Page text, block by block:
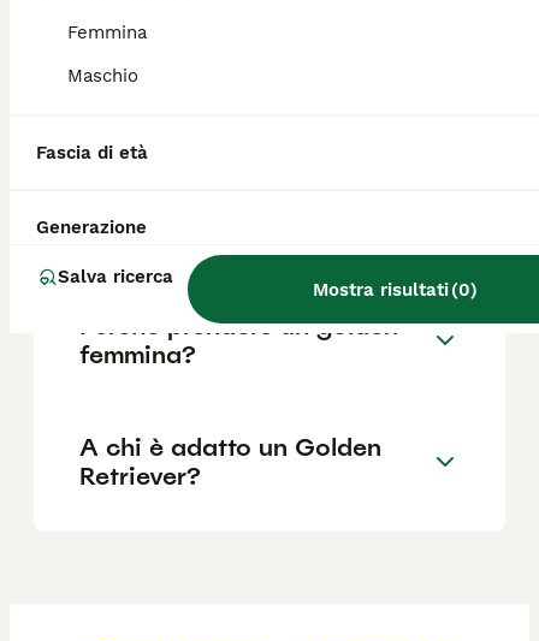
Femmina
Maschio
Fascia di età
Generazione
Salva ricerca
Mostra risultati(0)
Quali sono i difetti del
di Golden Retriever?
Perché prendere un golden
femmina?
A chi è adatto un Golden
Retriever?